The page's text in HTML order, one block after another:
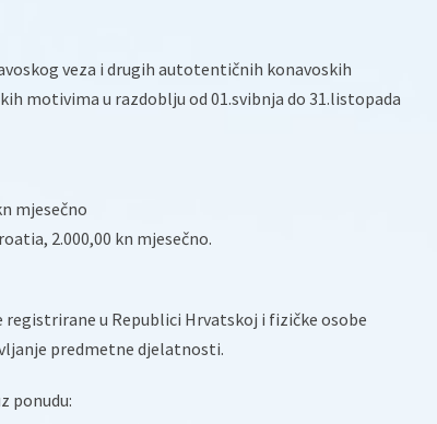
veza i drugih autotentičnih konavoskih
motivima u razdoblju od 01.svibnja do 31.listopada
mjesečno
2.000,00 kn mjesečno.
registrirane u Republici Hrvatskoj i fizičke osobe
predmetne djelatnosti.
ponudu: